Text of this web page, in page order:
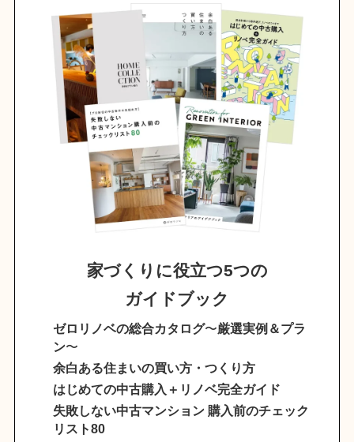
家づくりに役立つ5つの
ガイドブック
ゼロリノベの総合カタログ〜厳選実例＆プラ
ン〜
余白ある住まいの買い方・つくり方
はじめての中古購入＋リノベ完全ガイド
失敗しない中古マンション 購入前のチェック
リスト80